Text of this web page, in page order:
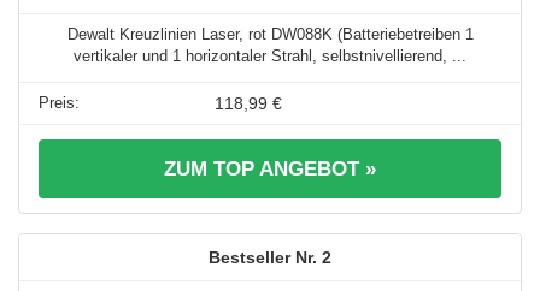
Dewalt Kreuzlinien Laser, rot DW088K (Batteriebetreiben 1
vertikaler und 1 horizontaler Strahl, selbstnivellierend, ...
118,99 €
ZUM TOP ANGEBOT »
2